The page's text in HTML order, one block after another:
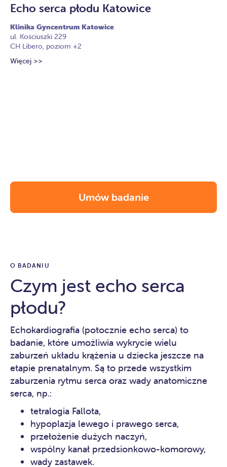
Echo serca płodu Katowice
Klinika Gyncentrum Katowice
ul. Kościuszki 229
CH Libero, poziom +2
Więcej >>
Umów badanie
O BADANIU
Czym jest echo serca
płodu?
Echokardiografia (potocznie echo serca) to
badanie, które umożliwia wykrycie wielu
zaburzeń układu krążenia u dziecka jeszcze na
etapie prenatalnym. Są to przede wszystkim
zaburzenia rytmu serca oraz wady anatomiczne
serca, np.:
tetralogia Fallota,
hypoplazja lewego i prawego serca,
przełożenie dużych naczyń,
wspólny kanał przedsionkowo-komorowy,
wady zastawek.